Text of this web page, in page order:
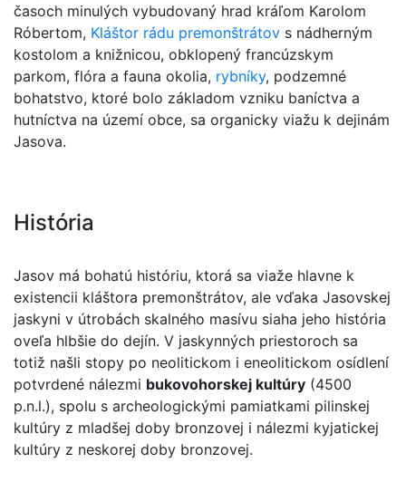
časoch minulých vybudovaný hrad kráľom Karolom
Róbertom, Kláštor rádu premonštrátov s nádherným
kostolom a knižnicou, obklopený francúzskym
parkom, flóra a fauna okolia, rybníky, podzemné
bohatstvo, ktoré bolo základom vzniku baníctva a
hutníctva na území obce, sa organicky viažu k dejinám
Jasova.
História
Jasov má bohatú históriu, ktorá sa viaže hlavne k
existencii kláštora premonštrátov, ale vďaka Jasovskej
jaskyni v útrobách skalného masívu siaha jeho história
oveľa hlbšie do dejín. V jaskynných priestoroch sa
totiž našli stopy po neolitickom i eneolitickom osídlení
potvrdené nálezmi bukovohorskej kultúry (4500
p.n.l.), spolu s archeologickými pamiatkami pilinskej
kultúry z mladšej doby bronzovej i nálezmi kyjatickej
kultúry z neskorej doby bronzovej.